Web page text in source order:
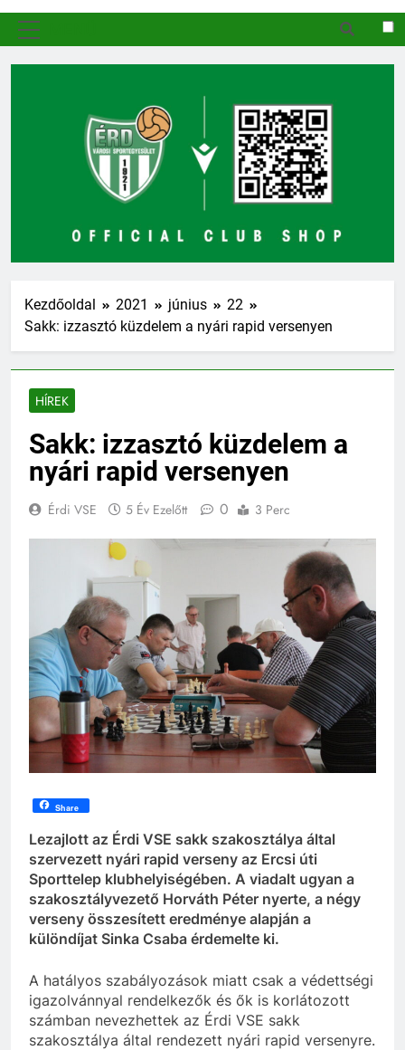
Kezdőoldal 2021 június
22
Sakk: izzasztó küzdelem a nyári rapid versenyen
HÍREK
Sakk: izzasztó küzdelem a
nyári rapid versenyen
Érdi VSE 5 Év Ezelőtt 0 3 Perc
Share
Lezajlott az Érdi VSE sakk szakosztálya által
szervezett nyári rapid verseny az Ercsi úti
Sporttelep klubhelyiségében. A viadalt ugyan a
szakosztályvezető Horváth Péter nyerte, a négy
verseny összesített eredménye alapján a
különdíjat Sinka Csaba érdemelte ki.
A hatályos szabályozások miatt csak a védettségi
igazolvánnyal rendelkezők és ők is korlátozott
számban nevezhettek az Érdi VSE sakk
szakosztálya által rendezett nyári rapid versenyre.